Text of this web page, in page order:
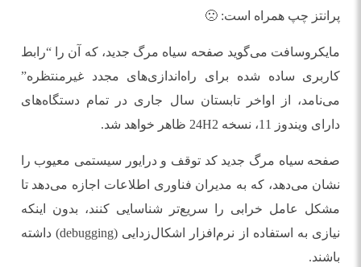
پرانتز چپ همراه است: 🙁
مایکروسافت می‌گوید صفحه سیاه مرگ جدید، که آن را “رابط
کاربری ساده شده برای راه‌اندازی‌های مجدد غیرمنتظره”
می‌نامد، از اواخر تابستان سال جاری در تمام دستگاه‌های
دارای ویندوز 11، نسخه 24H2 ظاهر خواهد شد.
صفحه سیاه مرگ جدید کد توقف و درایور سیستمی معیوب را
نشان می‌دهد، که به مدیران فناوری اطلاعات اجازه می‌دهد تا
مشکل عامل خرابی را سریع‌تر شناسایی کنند، بدون اینکه
نیازی به استفاده از نرم‌افزار اشکال‌زدایی (debugging) داشته
باشند.